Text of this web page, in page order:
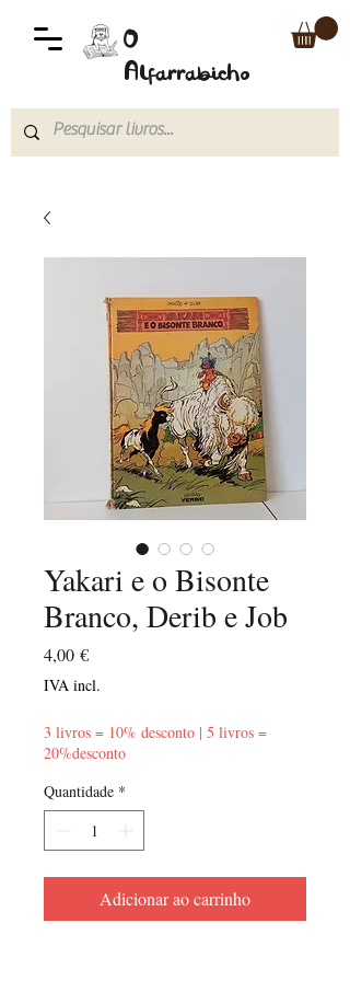
O
Alfarrabicho
Yakari e o Bisonte
Branco, Derib e Job
4,00 €Preço
IVA incl.
3 livros = 10% desconto | 5 livros =
20%desconto
Quantidade *
Adicionar ao carrinho